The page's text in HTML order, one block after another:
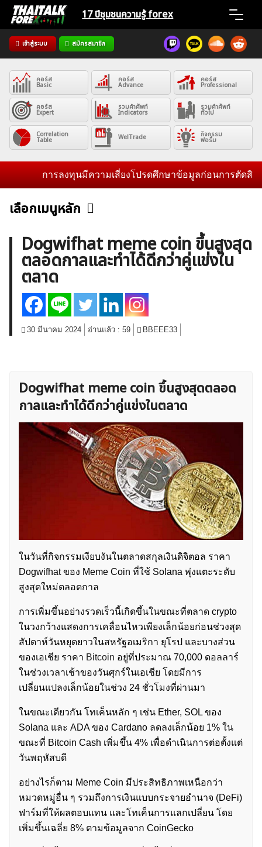
Skip
content
17 ปีชุมชนความรู้ forex
เข้าสู่ระบบ สมัครสมาชิก
Home
News
Articles
VPS Register
ค้นหา
สำหรับ:
คอร์ส
Basic
คอร์ส
Advance
คอร์ส
Professional
คอร์ส
Expert
รวมคำศัพท์
Indicators
รวมคำศัพท์
ทั่วไป
Correlation
Table WelTrade กิจกรรม
ฟอรั่ม
การลงทุนมีความเสี่ยงโปรดศึกษาข้อมูลก่อนการตัดสินใจ
เลือกเมนูหลัก
ข่าวฟอเร็กซ์และสกุลเงิน คริปโตเคอร์เรนซี
ฟรีซิกแนล รายวัน
บทวิเคราะห์
เศรษฐกิจทั่วไป ดัชนี-หุ้น
พันธบัตร
สินค้าโภคภัณฑ์
กองทุน Forex
ฟรี EA
Dogwifhat meme coin ขึ้นสูงสุด
ตลอดกาลและทำได้ดีกว่าคู่แข่งใน
ตลาด
30 มีนาคม 2024 อ่านแล้ว : 59 BBEEE33
Dogwifhat meme coin ขึ้นสูงสุดตลอด
กาลและทำได้ดีกว่าคู่แข่งในตลาด
ในวันที่กิจกรรมเงียบงันในตลาดสกุลเงินดิจิตอล ราคา
Dogwifhat ของ Meme Coin ที่ใช้ Solana พุ่งแตะระดับ
สูงสุดใหม่ตลอดกาล
การเพิ่มขึ้นอย่างรวดเร็วนี้เกิดขึ้นในขณะที่ตลาด crypto
ในวงกว้างแสดงการเคลื่อนไหวเพียงเล็กน้อยก่อนช่วงสุด
สัปดาห์วันหยุดยาวในสหรัฐอเมริกา ยุโรป และบางส่วน
ของเอเชีย ราคา Bitcoin อยู่ที่ประมาณ 70,000 ดอลลาร์
ในช่วงเวลาเช้าของวันศุกร์ในเอเชีย โดยมีการ
เปลี่ยนแปลงเล็กน้อยในช่วง 24 ชั่วโมงที่ผ่านมา
ในขณะเดียวกัน โทเค็นหลัก ๆ เช่น Ether, SOL ของ
Solana และ ADA ของ Cardano ลดลงเล็กน้อย 1% ใน
ขณะที่ Bitcoin Cash เพิ่มขึ้น 4% เพื่อดำเนินการต่อตั้งแต่
วันพฤหัสบดี
อย่างไรก็ตาม Meme Coin มีประสิทธิภาพเหนือกว่า
หมวดหมู่อื่น ๆ รวมถึงการเงินแบบกระจายอำนาจ (DeFi)
ฟาร์มที่ให้ผลตอบแทน และโทเค็นการแลกเปลี่ยน โดย
เพิ่มขึ้นเฉลี่ย 8% ตามข้อมูลจาก CoinGecko